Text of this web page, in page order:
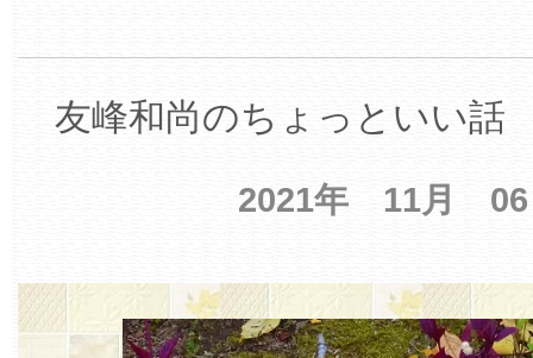
友峰和尚のちょっといい話
2021年 11月